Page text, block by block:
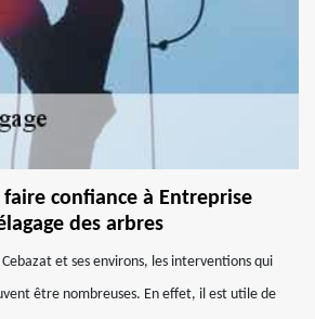
faire confiance à Entreprise
des arbres
et ses environs, les interventions qui
être nombreuses. En effet, il est utile de